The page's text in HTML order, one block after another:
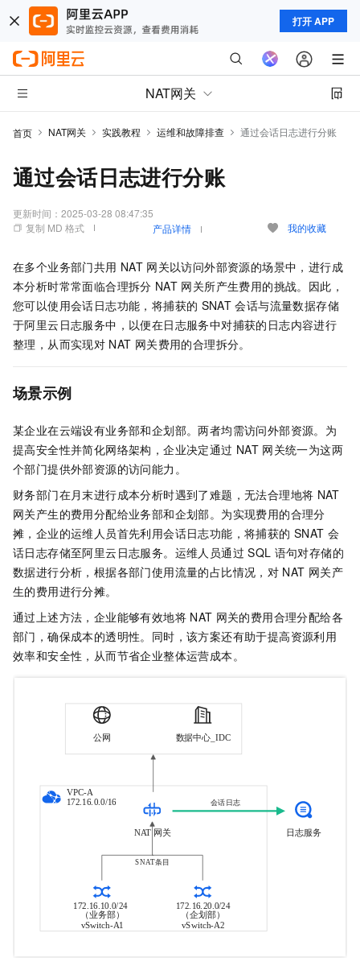
打开 APP
NAT网关
首页 NAT网关 实践教程 运维和故障排查 通过会话日志进行分账
通过会话日志进行分账
更新时间： 2025-03-28 08:47:35
复制 MD 格式
产品详情 我的收藏
在多个业务部门共用 NAT 网关以访问外部资源的场景中，进行成
本分析时常常面临合理拆分 NAT 网关所产生费用的挑战。因此，
您可以使用会话日志功能，将捕获的 SNAT 会话与流量数据存储
于阿里云日志服务中，以便在日志服务中对捕获的日志内容进行
整理，从而实现对 NAT 网关费用的合理拆分。
场景示例
某企业在云端设有业务部和企划部。两者均需访问外部资源。为
提高安全性并简化网络架构，企业决定通过 NAT 网关统一为这两
个部门提供外部资源的访问能力。
财务部门在月末进行成本分析时遇到了难题，无法合理地将 NAT
网关产生的费用分配给业务部和企划部。为实现费用的合理分
摊，企业的运维人员首先利用会话日志功能，将捕获的 SNAT 会
话日志存储至阿里云日志服务。运维人员通过 SQL 语句对存储的
数据进行分析，根据各部门使用流量的占比情况，对 NAT 网关产
生的费用进行分摊。
通过上述方法，企业能够有效地将 NAT 网关的费用合理分配给各
部门，确保成本的透明性。同时，该方案还有助于提高资源利用
效率和安全性，从而节省企业整体运营成本。